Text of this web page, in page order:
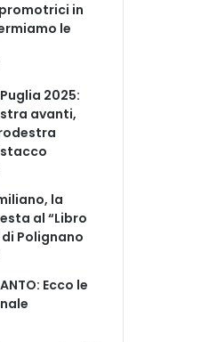
in
le
2025:
avanti,
la
al “Libro
Polignano
Ecco le